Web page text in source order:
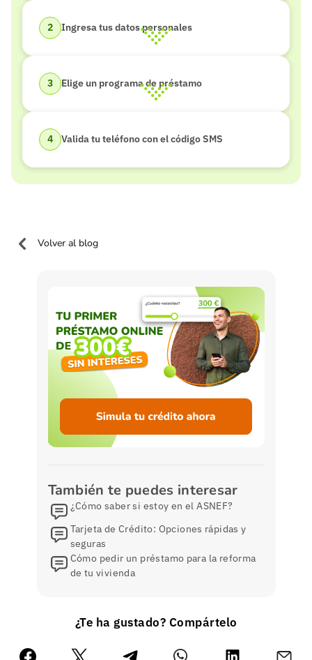
Ingresa tus datos personales
Elige un programa de préstamo
Valida tu teléfono con el código SMS
Volver al blog
También te puedes interesar
¿Cómo saber si estoy en el ASNEF?
Tarjeta de Crédito: Opciones rápidas y
seguras
Cómo pedir un préstamo para la reforma
de tu vivienda
¿Te ha gustado? Compártelo